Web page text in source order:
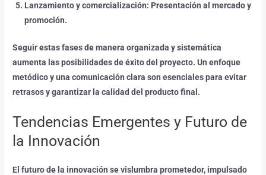
Lanzamiento y comercialización: Presentación al mercado y
promoción.
Seguir estas fases de manera organizada y sistemática
aumenta las posibilidades de éxito del proyecto. Un enfoque
metódico y una comunicación clara son esenciales para evitar
retrasos y garantizar la calidad del producto final.
Tendencias Emergentes y Futuro de
la Innovación
El futuro de la innovación se vislumbra prometedor, impulsado